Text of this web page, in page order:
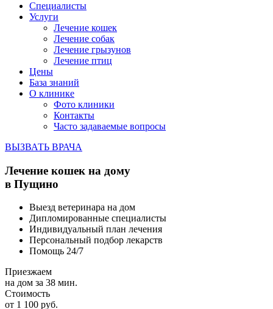
Специалисты
Услуги
Лечение кошек
Лечение собак
Лечение грызунов
Лечение птиц
Цены
База знаний
О клинике
Фото клиники
Контакты
Часто задаваемые вопросы
ВЫЗВАТЬ ВРАЧА
Лечение кошек на дому
в Пущино
Выезд ветеринара на дом
Дипломированные специалисты
Индивидуальный план лечения
Персональный подбор лекарств
Помощь 24/7
Приезжаем
на дом за 38 мин.
Стоимость
от 1 100 руб.